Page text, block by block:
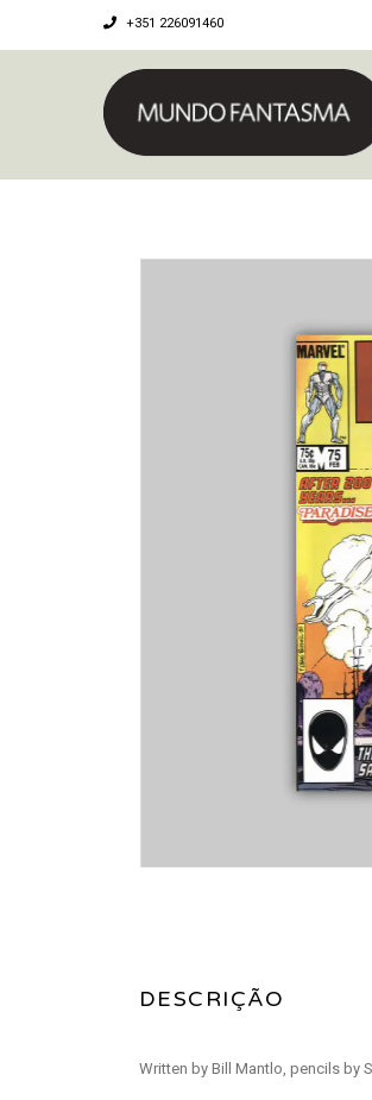
+351 226091460
DESCRIÇÃO
Written by Bill Mantlo, pencils by